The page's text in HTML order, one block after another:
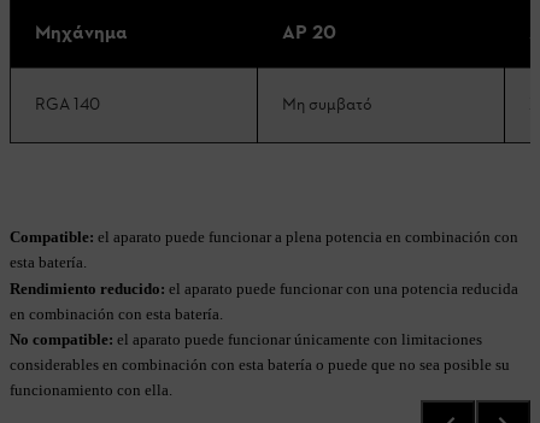
Μηχάνημα AP 20
RGA 140 Μη συμβατό
Compatible: el aparato puede funcionar a plena potencia en combinación con
esta batería.
Rendimiento reducido: el aparato puede funcionar con una potencia reducida
en combinación con esta batería.
No compatible: el aparato puede funcionar únicamente con limitaciones
considerables en combinación con esta batería o puede que no sea posible su
funcionamiento con ella.